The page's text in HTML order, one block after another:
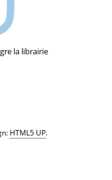
la librairie
HTML5 UP.